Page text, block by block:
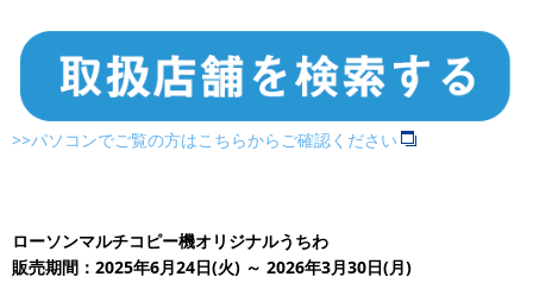
>>パソコンでご覧の方はこちらからご確認ください
ローソンマルチコピー機オリジナルうちわ
販売期間：2025年6月24日(火) ～ 2026年3月30日(月)